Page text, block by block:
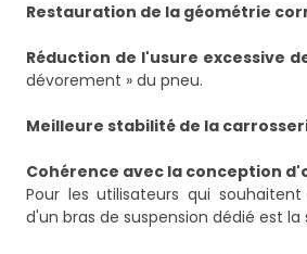
Restauration de la géométrie
Réduction de l'usure excessive
dévorement » du pneu.
Meilleure stabilité de la
Cohérence avec la conception
Pour les utilisateurs qui
d'un bras de suspension dédié est